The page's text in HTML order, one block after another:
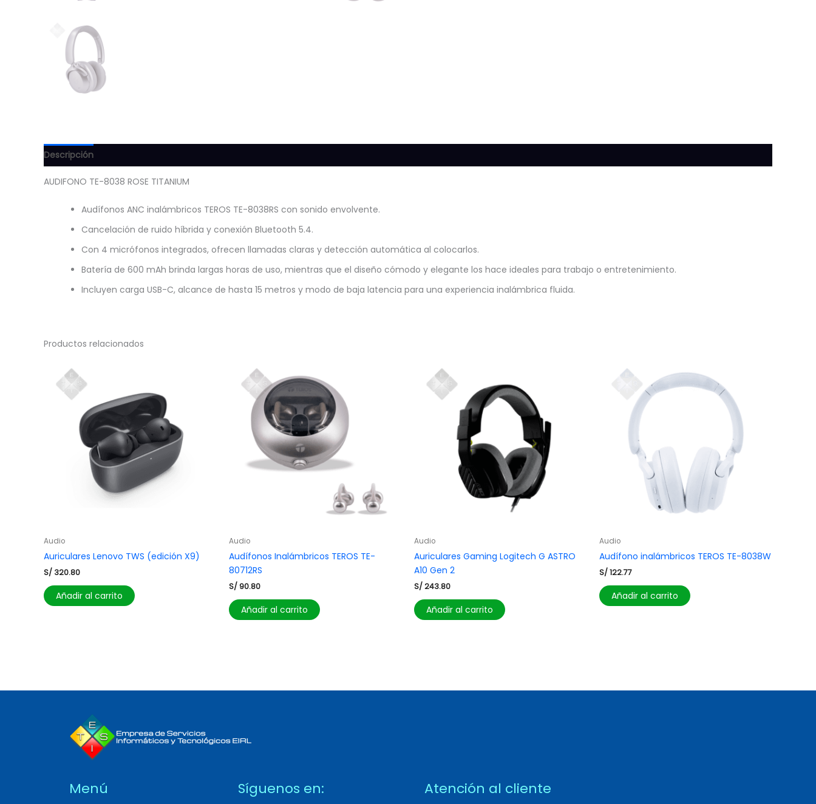
Descripción
AUDIFONO TE-8038 ROSE TITANIUM
Audífonos ANC inalámbricos TEROS TE-8038RS con sonido envolvente.
Cancelación de ruido híbrida y conexión Bluetooth 5.4.
Con 4 micrófonos integrados, ofrecen llamadas claras y detección automática al colocarlos.
Batería de 600 mAh brinda largas horas de uso, mientras que el diseño cómodo y elegante los hace ideales para trabajo o entretenimiento.
Incluyen carga USB-C, alcance de hasta 15 metros y modo de baja latencia para una experiencia inalámbrica fluida.
Productos relacionados
Audio
Auriculares Lenovo TWS (edición X9)
S/ 320.80
Añadir al carrito
Audio
Audífonos Inalámbricos TEROS TE-
80712RS
S/90.80
Añadir al carrito
Audio
Auriculares Gaming Logitech G ASTRO
A10 Gen 2
S/243.80
Añadir al carrito
Audio
Audífono inalámbricos TEROS TE-8038W
S/122.77
Añadir al carrito
Menú Síguenos en: Atención al cliente